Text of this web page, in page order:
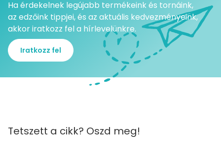
Ha érdekelnek legújabb termékeink és tornáink,
az edzőink tippjei, és az aktuális kedvezményeink,
akkor iratkozz fel a hírlevelünkre.
Iratkozz fel
Tetszett a cikk? Oszd meg!